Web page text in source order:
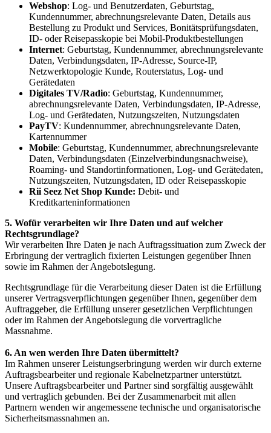
Webshop: Log- und Benutzerdaten, Geburtstag,
Kundennummer, abrechnungsrelevante Daten, Details aus
Bestellung zu Produkt und Services, Bonitätsprüfungsdaten,
ID- oder Reisepasskopie bei Mobil-Produktbestellungen
Internet: Geburtstag, Kundennummer, abrechnungsrelevante
Daten, Verbindungsdaten, IP-Adresse, Source-IP,
Netzwerktopologie Kunde, Routerstatus, Log- und
Gerätedaten
Digitales TV/Radio: Geburtstag, Kundennummer,
abrechnungsrelevante Daten, Verbindungsdaten, IP-Adresse,
Log- und Gerätedaten, Nutzungszeiten, Nutzungsdaten
PayTV: Kundennummer, abrechnungsrelevante Daten,
Kartennummer
Mobile: Geburtstag, Kundennummer, abrechnungsrelevante
Daten, Verbindungsdaten (Einzelverbindungsnachweise),
Roaming- und Standortinformationen, Log- und Gerätedaten,
Nutzungszeiten, Nutzungsdaten, ID oder Reisepasskopie
Rii Seez Net Shop Kunde: Debit- und
Kreditkarteninformationen
5. Wofür verarbeiten wir Ihre Daten und auf welcher
Rechtsgrundlage?
Wir verarbeiten Ihre Daten je nach Auftragssituation zum Zweck der
Erbringung der vertraglich fixierten Leistungen gegenüber Ihnen
sowie im Rahmen der Angebotslegung.
Rechtsgrundlage für die Verarbeitung dieser Daten ist die Erfüllung
unserer Vertragsverpflichtungen gegenüber Ihnen, gegenüber dem
Auftraggeber, die Erfüllung unserer gesetzlichen Verpflichtungen
oder im Rahmen der Angebotslegung die vorvertragliche
Massnahme.
6. An wen werden Ihre Daten übermittelt?
Im Rahmen unserer Leistungserbringung werden wir durch externe
Auftragsbearbeiter und regionale Kabelnetzpartner unterstützt.
Unsere Auftragsbearbeiter und Partner sind sorgfältig ausgewählt
und vertraglich gebunden. Bei der Zusammenarbeit mit allen
Partnern wenden wir angemessene technische und organisatorische
Sicherheitsmassnahmen an.